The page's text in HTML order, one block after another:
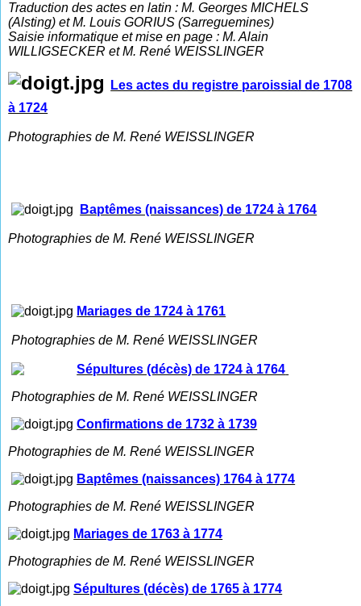
Traduction des actes en latin : M. Georges MICHELS
(Alsting) et M. Louis GORIUS (Sarreguemines)
Saisie informatique et mise en page : M. Alain
WILLIGSECKER et M. René WEISSLINGER
Les actes du registre paroissial de 1708
à 1724
Photographies de M. René WEISSLINGER
Baptêmes (naissances) de 1724 à 1764
Photographies de M. René WEISSLINGER
Mariages de 1724 à 1761
Photographies de M. René WEISSLINGER
Sépultures (décès) de 1724 à 1764
Photographies de M. René WEISSLINGER
Confirmations de 1732 à 1739
Photographies de M. René WEISSLINGER
Baptêmes (naissances) 1764 à 1774
Photographies de M. René WEISSLINGER
Mariages de 1763 à 1774
Photographies de M. René WEISSLINGER
Sépultures (décès) de 1765 à 1774